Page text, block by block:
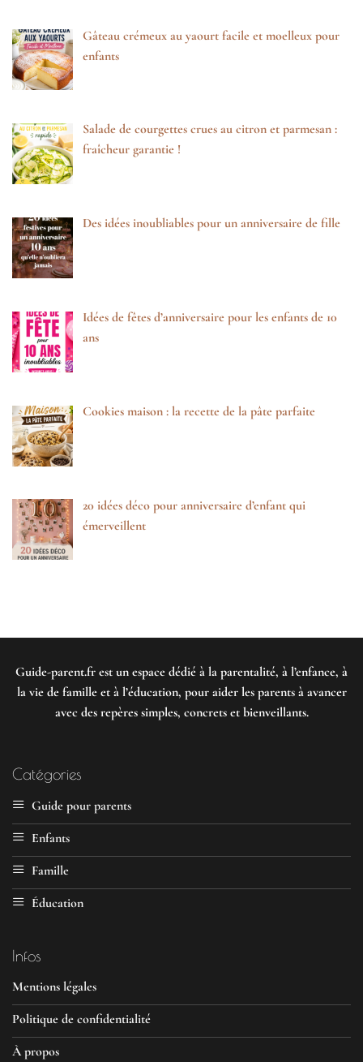
Gâteau crémeux au yaourt facile et moelleux pour
enfants
Salade de courgettes crues au citron et parmesan :
fraîcheur garantie !
Des idées inoubliables pour un anniversaire de fille
Idées de fêtes d’anniversaire pour les enfants de 10
ans
Cookies maison : la recette de la pâte parfaite
20 idées déco pour anniversaire d’enfant qui
émerveillent
Guide-parent.fr est un espace dédié à la parentalité, à l’enfance, à
la vie de famille et à l’éducation, pour aider les parents à avancer
avec des repères simples, concrets et bienveillants.
Catégories
Guide pour parents
Enfants
Famille
Éducation
Infos
Mentions légales
Politique de confidentialité
À propos